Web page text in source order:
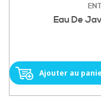
Eau De
Ajouter au